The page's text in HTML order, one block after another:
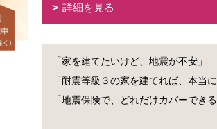
詳細を見る
「家を建てたいけど、地震が不安」
「耐震等級３の家を建てれば、本当
「地震保険で、どれだけカバーできる